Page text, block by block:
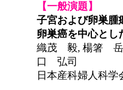
【一般演題】
子宮および卵巣腫
卵巣癌を中心とし
織茂 毅, 楊箸
口 弘司
日本産科婦人科学